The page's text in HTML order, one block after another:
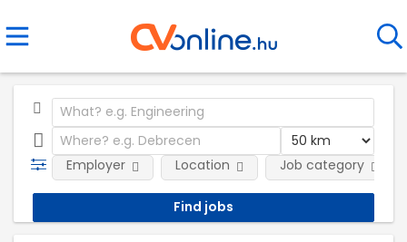
Employer Location Job category